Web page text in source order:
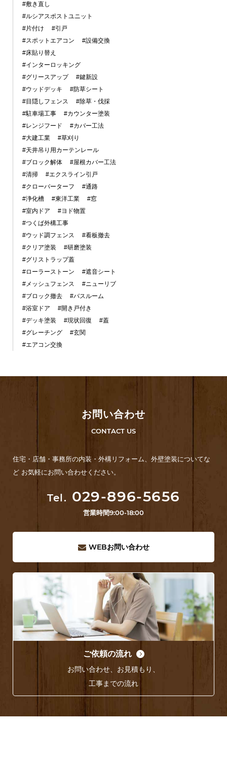
#敷き直し
#ルシアスポストユニット
#片付け
#引戸
#スポットエアコン
#設備交換
#床貼り替え
#インターロッキング
#グリースアップ
#鍵新設
#ウッドデッキ
#防草シート
#目隠しフェンス
#除草・伐採
#駐車場工事
#カウンター塗装
#レンジフード
#カバー工法
#大建工業
#草刈り
#天井吊り用カーテンレール
#ブロック解体
#屋根カバー工法
#清掃
#エクスライン引戸
#クローバーターフ
#通路
#浄化槽
#東洋工業
#窓
#室内ドア
#ヨド物置
#つくば外構工事
#ウッド調フェンス
#看板撤去
#クリア塗装
#研磨塗装
#グリストラップ蓋
#ローラーストーン
#遮音シート
#メッシュフェンス
#ニューリブ
#ブロック撤去
#バスルーム
#浴室ドア
#開き戸付き
#デッキ塗装
#現状回復
#蓋
#グレーチング
#玄関
#エアコン交換
お問い合わせ
CONTACT US
住宅・店舗・事務所の内装・外構リフォーム、外壁塗装についてな
ど お気軽にお問い合わせください。
Tel. 029-896-5656
営業時間9:00-18:00
WEBお問い合わせ
ご依頼の流れ
お問い合わせ、お見積もり、
工事までの流れ